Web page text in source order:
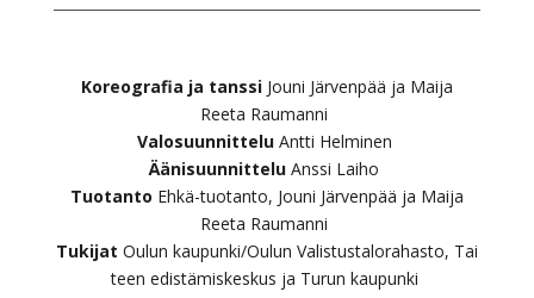
Koreografia ja tanssiJouni Järvenpää ja Maija
Reeta Raumanni
ValosuunnitteluAntti Helminen
Äänisuunnittelu Anssi Laiho
Tuotanto Ehkä-tuotanto, Jouni Järvenpää ja Maija
Reeta Raumanni
Tukijat Oulun kaupunki/Oulun Valistustalorahasto, Tai
teen edistämiskeskus ja Turun kaupunki